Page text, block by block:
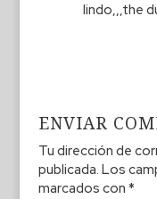
lindo,,,the
ENVIAR
Tu dirección de
publicada. Los
marcados con *